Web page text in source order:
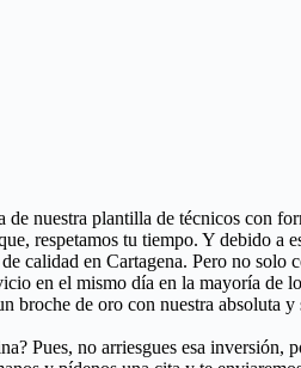
nuestra plantilla de técnicos con
respetamos tu tiempo. Y debido a
calidad en Cartagena. Pero no solo
en el mismo día en la mayoría de
de oro con nuestra absoluta y
Pues, no arriesgues esa inversión,